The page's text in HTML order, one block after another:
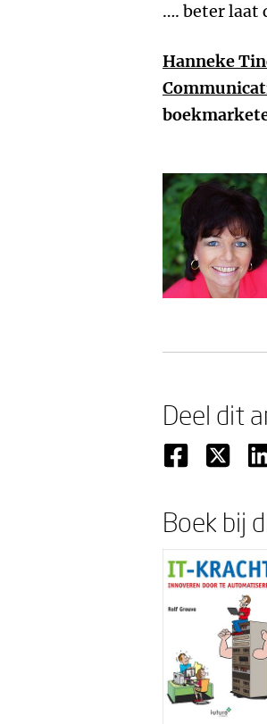
…. beter laat
Hanneke
Deel dit
Boek bij